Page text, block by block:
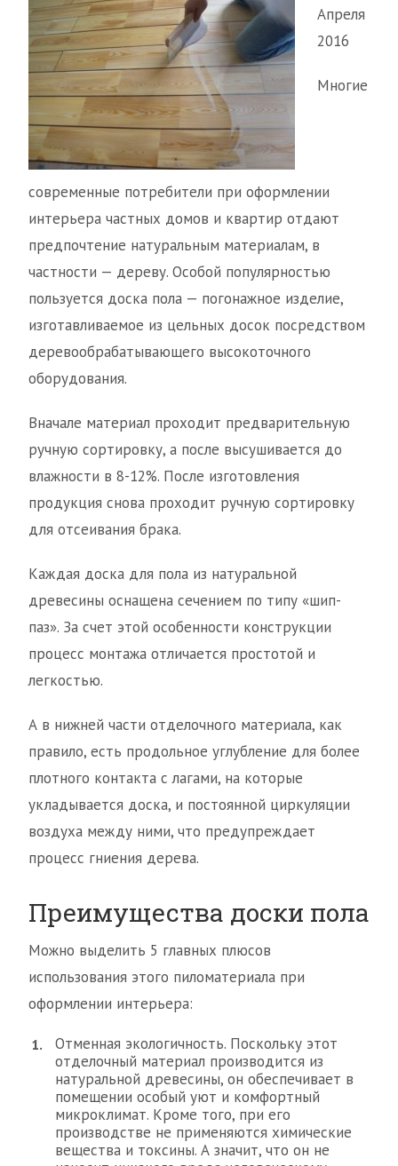
Апреля
2016
Многие
современные потребители при оформлении
интерьера частных домов и квартир отдают
предпочтение натуральным материалам, в
частности — дереву. Особой популярностью
пользуется доска пола — погонажное изделие,
изготавливаемое из цельных досок посредством
деревообрабатывающего высокоточного
оборудования.
Вначале материал проходит предварительную
ручную сортировку, а после высушивается до
влажности в 8-12%. После изготовления
продукция снова проходит ручную сортировку
для отсеивания брака.
Каждая доска для пола из натуральной
древесины оснащена сечением по типу «шип-
паз». За счет этой особенности конструкции
процесс монтажа отличается простотой и
легкостью.
А в нижней части отделочного материала, как
правило, есть продольное углубление для более
плотного контакта с лагами, на которые
укладывается доска, и постоянной циркуляции
воздуха между ними, что предупреждает
процесс гниения дерева.
Преимущества доски пола
Можно выделить 5 главных плюсов
использования этого пиломатериала при
оформлении интерьера:
Отменная экологичность. Поскольку этот
отделочный материал производится из
натуральной древесины, он обеспечивает в
помещении особый уют и комфортный
микроклимат. Кроме того, при его
производстве не применяются химические
вещества и токсины. А значит, что он не